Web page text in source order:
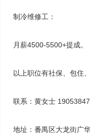
制冷维修工：
月薪4500-5500+提成。
以上职位有社保、包住
联系：黄女士
地址：番禺区大龙街广